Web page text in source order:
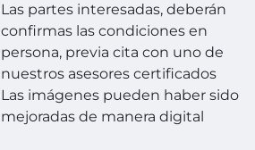
Las partes interesadas, deberán
confirmas las condiciones en
persona, previa cita con uno de
nuestros asesores certificados
Las imágenes pueden haber sido
mejoradas de manera digital